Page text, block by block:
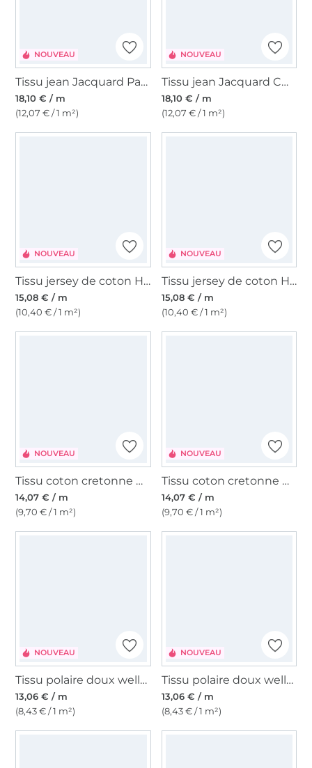
NOUVEAU
Tissu jean Jacquard Papillons, bleu foncé
18,10 € / m
(12,07 € / 1 m²)
NOUVEAU
Tissu jean Jacquard Cœurs, bleu moyen
18,10 € / m
(12,07 € / 1 m²)
NOUVEAU
Tissu jersey de coton Happy Flowers, vert
15,08 € / m
(10,40 € / 1 m²)
NOUVEAU
Tissu jersey de coton Happy Flowers, rose fuchsia
15,08 € / m
(10,40 € / 1 m²)
NOUVEAU
Tissu coton cretonne Color Stripes, rose/marron clair
14,07 € / m
(9,70 € / 1 m²)
NOUVEAU
Tissu coton cretonne Color Stripes, lilas/terracotta
14,07 € / m
(9,70 € / 1 m²)
NOUVEAU
Tissu polaire doux wellness Happy Feet, noir
13,06 € / m
(8,43 € / 1 m²)
NOUVEAU
Tissu polaire doux wellness Happy Mermaid
13,06 € / m
(8,43 € / 1 m²)